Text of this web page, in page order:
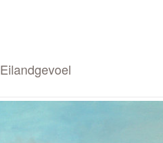
Eilandgevoel